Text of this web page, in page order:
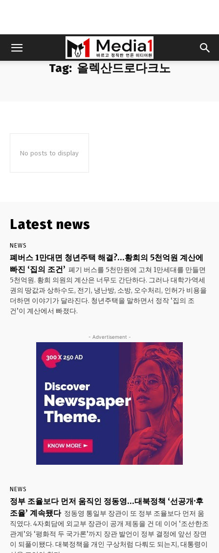
Tag: 올렉산드로다크노
No posts to display
Latest news
NEWS
폐버스 1만대면 청년주택 해결?…황희의 5천억원 계산에
빠진 ‘집의 조건’ 폐기 버스를 5천만원에 고쳐 1만세대를 만들면
5천억원. 황희 의원의 계산은 너무도 간단하다. 그러나 대학가·역세
권의 땅값과 상하수도, 전기, 냉난방, 소방, 오수처리, 인허가 비용을
더하면 이야기가 달라진다. 청년주택을 말하면서 정작 ‘집의 조
건’이 계산에서 빠졌다.
- Advertisement -
NEWS
정부 조율보다 먼저 움직인 정동영…대북정책 ‘선공개·후
조율’ 계속됐다 정동영 통일부 장관이 또 정부 조율보다 먼저 움
직였다. 4자회담에 외교부 장관이 공개 제동을 건 데 이어 ‘조선·한조
관계’와 ‘평화적 두 국가론’까지 장관 발언이 정부 결정에 앞선 장면
이 되풀이됐다. 대북정책을 개인 구상처럼 다뤄도 되는지, 대통령이